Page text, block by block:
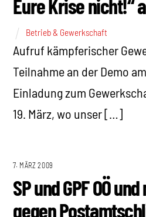
Eure Krise nicht!“
Betrieb & Gewerkschaft
Aufruf kämpferischer
Teilnahme an der Demo
Einladung zum
19. März, wo unser […]
7. MÄRZ 2009
SP und GPF OÖ
gegen